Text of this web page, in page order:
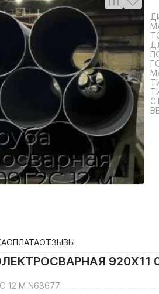
ОПЛАТАОТЗЫВЫ
920Х11
12 М N63677